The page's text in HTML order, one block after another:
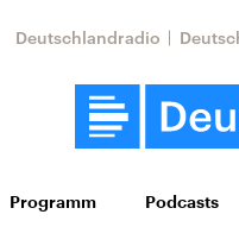
Deutschlandradio
Programm Podcasts